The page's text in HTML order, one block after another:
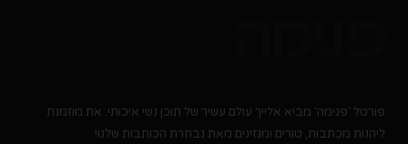
פורטל 'פנימה' מביא אלייך עולם עשיר של תוכן נשי איכותי. את מוזמנת
ליהנות מכתבות, טורים ומגזינים מאת נבחרת הכותבות שלנו!